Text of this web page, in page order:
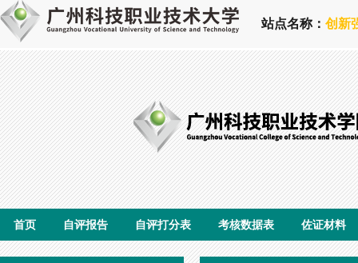
站点名称： 创新
首页 自评报告 自评打分表 考核数据表 佐证材料